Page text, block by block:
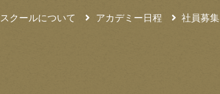
スクールについて アカデミー日程 社員募集